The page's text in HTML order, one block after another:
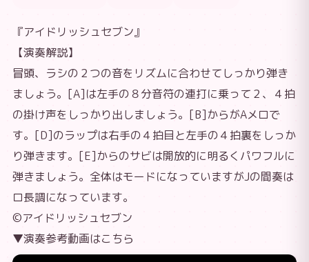
『アイドリッシュセブン』
【演奏解説】
冒頭、ラシの２つの音をリズムに合わせてしっかり弾き
ましょう。[A]は左手の８分音符の連打に乗って２、４拍
の掛け声をしっかり出しましょう。[B]からがAメロで
す。[D]のラップは右手の４拍目と左手の４拍裏をしっか
り弾きます。[E]からのサビは開放的に明るくパワフルに
弾きましょう。全体はモードになっていますがJの間奏は
ロ長調になっています。
©アイドリッシュセブン
▼演奏参考動画はこちら